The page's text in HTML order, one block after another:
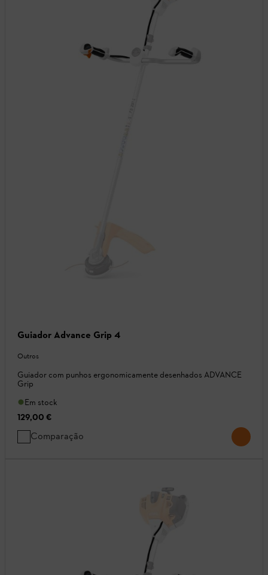
Guiador Advance Grip 4
Outros
Guiador com punhos ergonomicamente desenhados ADVANCE
Grip
Em stock
129,00 €
Comparação